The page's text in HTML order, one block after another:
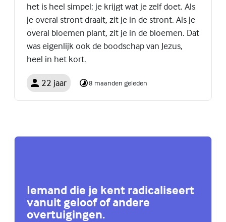
het is heel simpel: je krijgt wat je zelf doet. Als
je overal stront draait, zit je in de stront. Als je
overal bloemen plant, zit je in de bloemen. Dat
was eigenlijk ook de boodschap van Jezus,
heel in het kort.
22 jaar 8 maanden geleden
Iemand die je kent radicaliseert
vanuit geloof of andere
overtuigingen.